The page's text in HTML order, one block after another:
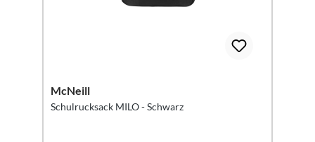
McNeill
Schulrucksack MILO - Schwarz